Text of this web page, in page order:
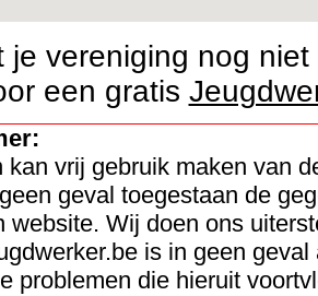
je vereniging nog
een gratis
kan vrij gebruik maken van
geval toegestaan de
website. Wij doen ons
is in geen
problemen die hieruit